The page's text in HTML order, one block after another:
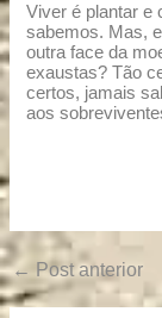
Viver é plantar e
sabemos. Mas,
outra face da
exaustas? Tão
certos, jamais
aos
← Post anterior